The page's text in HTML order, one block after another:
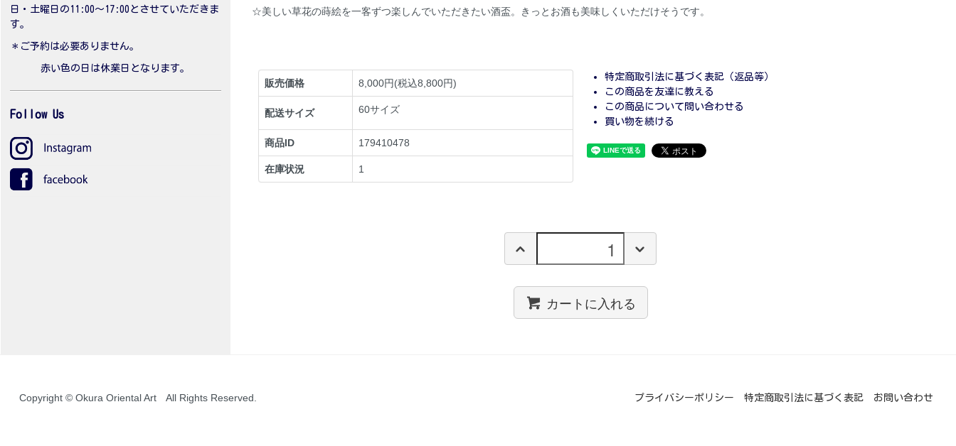
☆美しい草花の蒔絵を一客ずつ楽しんでいただきたい酒盃。きっとお酒も美味しくいただけそうです。
販売価格 8,000円(税込8,800円)
配送サイズ 60サイズ
商品ID 179410478
在庫状況 1
特定商取引法に基づく表記（返品等）
この商品を友達に教える
この商品について問い合わせる
買い物を続ける
カートに入れる
日・土曜日の11:00〜17:00とさせていただきま
す。
＊ご予約は必要ありません。
赤い色の日は休業日となります。
Follow Us
プライバシーポリシー 特定商取引法に基づく表記 お問い合わせ
Copyright © Okura Oriental Art All Rights Reserved.